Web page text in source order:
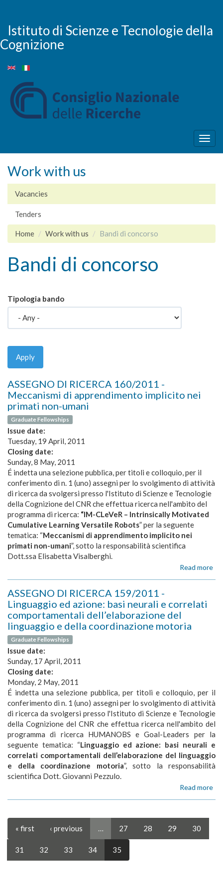
main
content
Istituto di Scienze e Tecnologie della
Cognizione
Work with us
Vacancies
Tenders
Home Work with us Bandi di concorso
Bandi di concorso
Tipologia bando
Apply
ASSEGNO DI RICERCA 160/2011 -
Meccanismi di apprendimento implicito nei
primati non-umani
Graduate Fellowships
Issue date:
Tuesday, 19 April, 2011
Closing date:
Sunday, 8 May, 2011
É indetta una selezione pubblica, per titoli e colloquio, per il
conferimento di n. 1 (uno) assegni per lo svolgimento di attività
di ricerca da svolgersi presso l'Istituto di Scienze e Tecnologie
della Cognizione del CNR che effettua ricerca nell'ambito del
programma di ricerca: “IM-CLeVeR – Intrinsically Motivated
Cumulative Learning Versatile Robots”per la seguente
tematica: “Meccanismi di apprendimento implicito nei
primati non-umani”, sotto la responsabilità scientifica
Dott.ssa Elisabetta Visalberghi.
Read more
ASSEGNO DI RICERCA 159/2011 -
Linguaggio ed azione: basi neurali e correlati
comportamentali dell’elaborazione del
linguaggio e della coordinazione motoria
Graduate Fellowships
Issue date:
Sunday, 17 April, 2011
Closing date:
Monday, 2 May, 2011
É indetta una selezione pubblica, per titoli e colloquio, per il
conferimento di n. 1 (uno) assegni per lo svolgimento di attività
di ricerca da svolgersi presso l'Istituto di Scienze e Tecnologie
della Cognizione del CNR che effettua ricerca nell'ambito del
programma di ricerca HUMANOBS e Goal-Leaders per la
seguente tematica: “Linguaggio ed azione: basi neurali e
correlati comportamentali dell’elaborazione del linguaggio
e della coordinazione motoria”, sotto la responsabilità
scientifica Dott. Giovanni Pezzulo.
Read more
« first ‹ previous … 27 28 29 30
31 32 33 34 35